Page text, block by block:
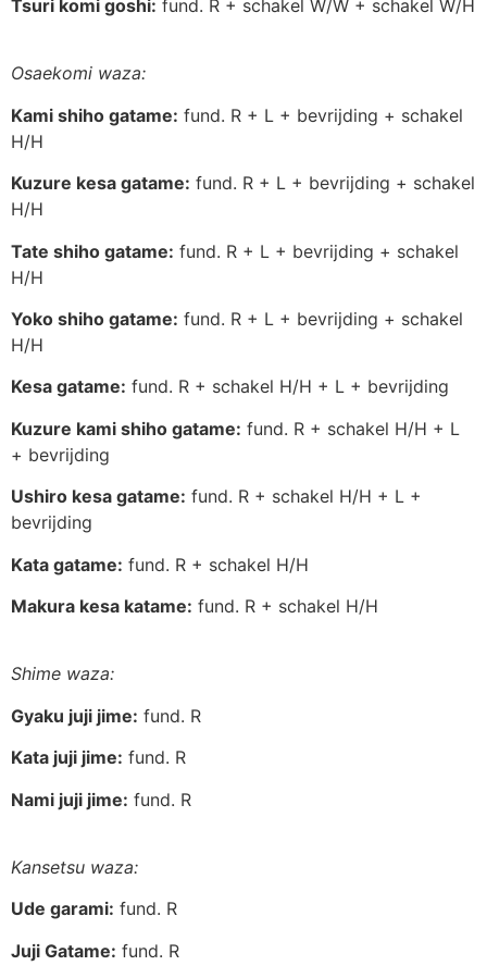
Tsuri komi goshi: fund. R + schakel W/W + schakel W/H
Osaekomi waza:
Kami shiho gatame: fund. R + L + bevrijding + schakel
H/H
Kuzure kesa gatame: fund. R + L + bevrijding + schakel
H/H
Tate shiho gatame: fund. R + L + bevrijding + schakel
H/H
Yoko shiho gatame: fund. R + L + bevrijding + schakel
H/H
Kesa gatame: fund. R + schakel H/H + L + bevrijding
Kuzure kami shiho gatame: fund. R + schakel H/H + L
+ bevrijding
Ushiro kesa gatame: fund. R + schakel H/H + L +
bevrijding
Kata gatame: fund. R + schakel H/H
Makura kesa katame: fund. R + schakel H/H
Shime waza:
Gyaku juji jime: fund. R
Kata juji jime: fund. R
Nami juji jime: fund. R
Kansetsu waza:
Ude garami: fund. R
Juji Gatame: fund. R